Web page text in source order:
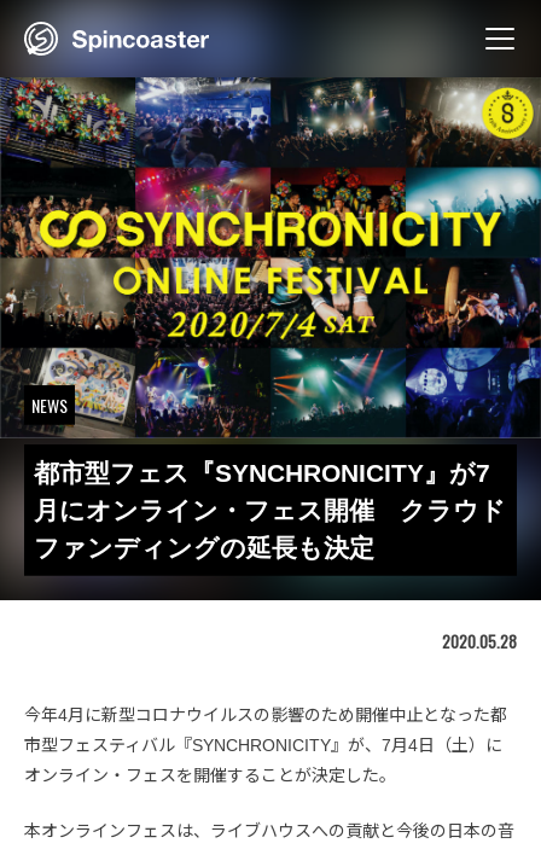
NEWS
都市型フェス『SYNCHRONICITY』が7
月にオンライン・フェス開催 クラウド
ファンディングの延長も決定
2020.05.28
今年4月に新型コロナウイルスの影響のため開催中止となった都
市型フェスティバル『SYNCHRONICITY』が、7月4日（土）に
オンライン・フェスを開催することが決定した。
本オンラインフェスは、ライブハウスへの貢献と今後の日本の音